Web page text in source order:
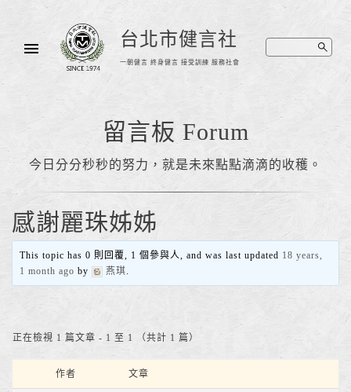
台北市健言社
一朝健言 終身健言 接受訓練 服務社會
留言板 Forum
今日分分秒秒的努力，就是未來點點滴滴的收穫。
感謝麗珠姊姊
This topic has 0 則回覆, 1 個參與人, and was last updated 18 years,
1 month ago by 燕琪.
正在檢視 1 篇文章 - 1 至 1 （共計 1 篇）
作者 文章